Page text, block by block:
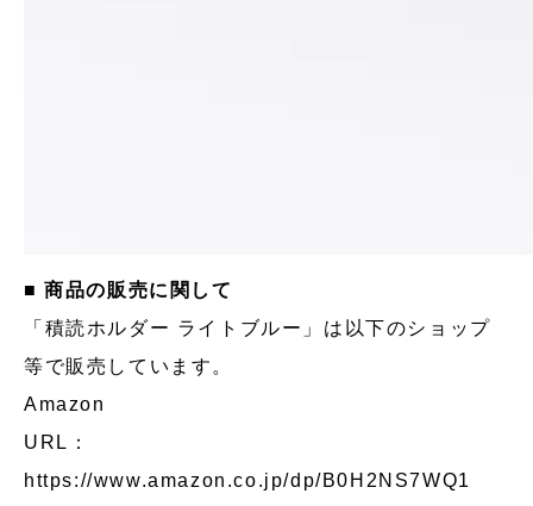
■ 商品の販売に関して
「積読ホルダー ライトブルー」は以下のショップ
等で販売しています。
Amazon
URL：
https://www.amazon.co.jp/dp/B0H2NS7WQ1